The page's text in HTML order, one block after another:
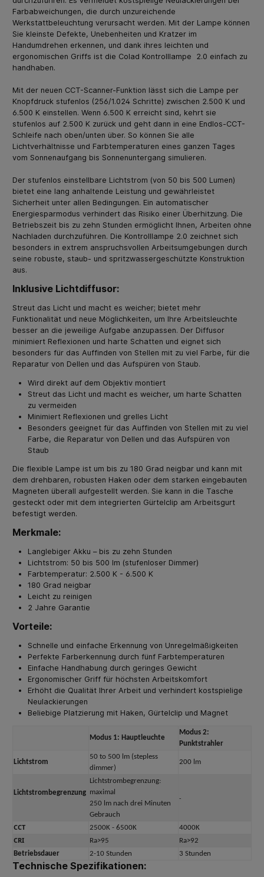
Farbabweichungen, die durch unzureichende
Werkstattbeleuchtung verursacht werden. Mit der Lampe können
Sie kleinste Defekte, Unebenheiten und Kratzer im
Handumdrehen erkennen, und dank ihres leichten und
ergonomischen Griffs ist die Colad Kontrolllampe 2.0 einfach zu
handhaben.
Mit der neuen CCT-Scanner-Funktion lässt sich die Lampe per
Knopfdruck stufenlos (256/1.024 Schritte) zwischen 2.500 K und
6.500 K einstellen. Wenn 6.500 K erreicht sind, kehrt sie
stufenlos auf 2.500 K zurück und geht dann in eine Endlos-CCT-
Schleife nach oben/unten über. So können Sie alle
Lichtverhältnisse und Farbtemperaturen eines ganzen Tages
vom Sonnenaufgang bis Sonnenuntergang simulieren.
Der stufenlos einstellbare Lichtstrom (von 50 bis 500 Lumen)
bietet eine lang anhaltende Leistung und gewährleistet
Sicherheit unter allen Bedingungen. Ein automatischer
Energiesparmodus verhindert das Risiko einer Überhitzung. Die
Betriebszeit bis zu zehn Stunden ermöglicht Ihnen, Arbeiten ohne
Nachladen durchzuführen. Die Kontrolllampe 2.0 zeichnet sich
besonders in extrem anspruchsvollen Arbeitsumgebungen durch
seine robuste, staub- und spritzwassergeschützte Konstruktion
aus.
Inklusive Lichtdiffusor:
Streut das Licht und macht es weicher; bietet mehr
Funktionalität und neue Möglichkeiten, um Ihre Arbeitsleuchte
besser an die jeweilige Aufgabe anzupassen. Der Diffusor
minimiert Reflexionen und harte Schatten und eignet sich
besonders für das Auffinden von Stellen mit zu viel Farbe, für die
Reparatur von Dellen und das Aufspüren von Staub.
Wird direkt auf dem Objektiv montiert
Streut das Licht und macht es weicher, um harte Schatten
zu vermeiden
Minimiert Reflexionen und grelles Licht
Besonders geeignet für das Auffinden von Stellen mit zu viel
Farbe, die Reparatur von Dellen und das Aufspüren von
Staub
Die flexible Lampe ist um bis zu 180 Grad neigbar und kann mit
dem drehbaren, robusten Haken oder dem starken eingebauten
Magneten überall aufgestellt werden. Sie kann in die Tasche
gesteckt oder mit dem integrierten Gürtelclip am Arbeitsgurt
befestigt werden.
Merkmale:
Langlebiger Akku – bis zu zehn Stunden
Lichtstrom: 50 bis 500 lm (stufenloser Dimmer)
Farbtemperatur: 2.500 K - 6.500 K
180 Grad neigbar
Leicht zu reinigen
2 Jahre Garantie
Vorteile:
Schnelle und einfache Erkennung von Unregelmäßigkeiten
Perfekte Farberkennung durch fünf Farbtemperaturen
Einfache Handhabung durch geringes Gewicht
Ergonomischer Griff für höchsten Arbeitskomfort
Erhöht die Qualität Ihrer Arbeit und verhindert kostspielige
Neulackierungen
Beliebige Platzierung mit Haken, Gürtelclip und Magnet
Modus 1: Hauptleuchte
Modus 2:
Punktstrahler
Lichtstrom
50 to 500 lm (stepless
dimmer)
200 lm
Lichtstrombegrenzung
Lichtstrombegrenzung:
maximal
250 lm nach drei Minuten
Gebrauch
-
CCT 2500K - 6500K 4000K
CRI Ra>95
Ra>92
Betriebsdauer
2-10 Stunden 3 Stunden
Technische Spezifikationen: